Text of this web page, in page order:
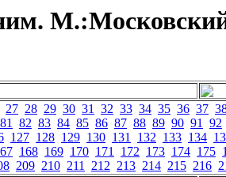
27 28 29 30 31 32 33 34 35 36 37
81 82 83 84 85 86 87 88 89 90 91 92
127 128 129 130 131 132 133 134
168 169 170 171 172 173 174 175
209 210 211 212 213 214 215 216